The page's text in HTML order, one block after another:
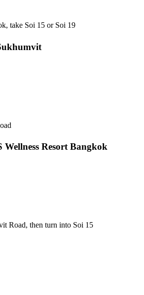
take Soi 15 or Soi 19
Resort Bangkok
Road, then turn into Soi 15